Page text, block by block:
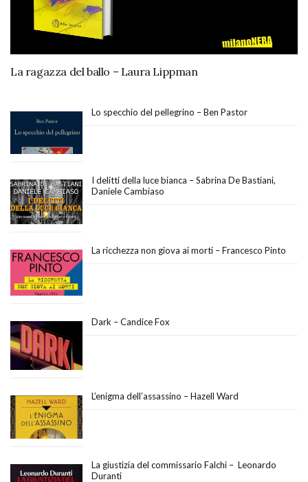
La ragazza del ballo – Laura Lippman
Lo specchio del pellegrino – Ben Pastor
I delitti della luce bianca – Sabrina De Bastiani,
Daniele Cambiaso
La ricchezza non giova ai morti – Francesco Pinto
Dark – Candice Fox
L’enigma dell’assassino – Hazell Ward
La giustizia del commissario Falchi – Leonardo
Duranti